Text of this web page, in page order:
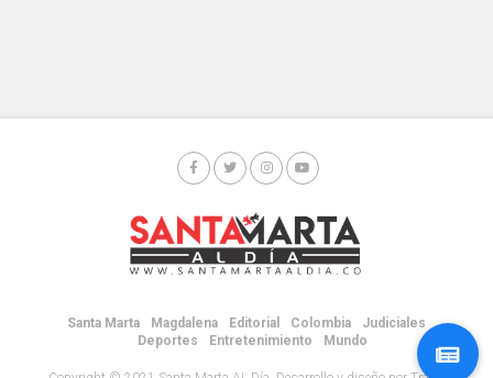
Santa Marta Magdalena Editorial Colombia
Judiciales
Deportes
Entretenimiento Mundo